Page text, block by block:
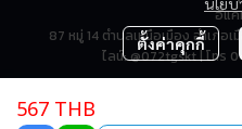
567 THB
ตั้งค่าคุกกี้
อี้แ
87 หมู่ 14 ตำบลเหนือเมือง อำเภ
ไลน์: @072tgskt | โทร